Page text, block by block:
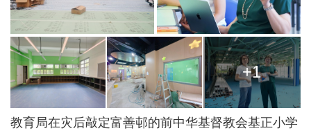
+1
教育局在灾后敲定富善邨的前中华基督教会基正小学